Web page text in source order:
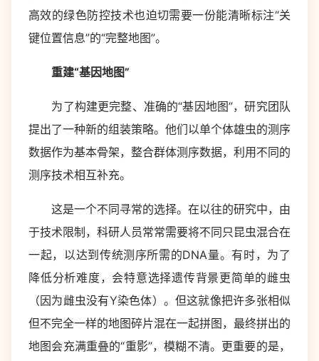
高效的绿色防控技术也迫切需要一份能清晰标注“关
键位置信息”的“完整地图”。
重建“基因地图”
为了构建更完整、准确的“基因地图”，研究团队
提出了一种新的组装策略。他们以单个体雄虫的测序
数据作为基本骨架，整合群体测序数据，利用不同的
测序技术相互补充。
这是一个不同寻常的选择。在以往的研究中，由
于技术限制，科研人员常常需要将不同只昆虫混合在
一起，以达到传统测序所需的DNA量。有时，为了
降低分析难度，会特意选择遗传背景更简单的雌虫
（因为雌虫没有Y染色体）。但这就像把许多张相似
但不完全一样的地图碎片混在一起拼图，最终拼出的
地图会充满重叠的“重影”，模糊不清。更重要的是，